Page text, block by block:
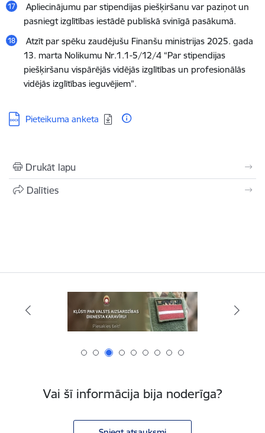
Apliecinājumu par stipendijas piešķiršanu var paziņot un
pasniegt izglītības iestādē publiskā svinīgā pasākumā.
Atzīt par spēku zaudējušu Finanšu ministrijas 2025. gada
13. marta Nolikumu Nr.1.1-5/12/4 “Par stipendijas
piešķiršanu vispārējās vidējās izglītības un profesionālās
vidējās izglītības ieguvējiem”.
Lejupielādēt:
Pieteikuma anketa
Drukāt lapu
Dalīties
Vai šī informācija bija noderīga?